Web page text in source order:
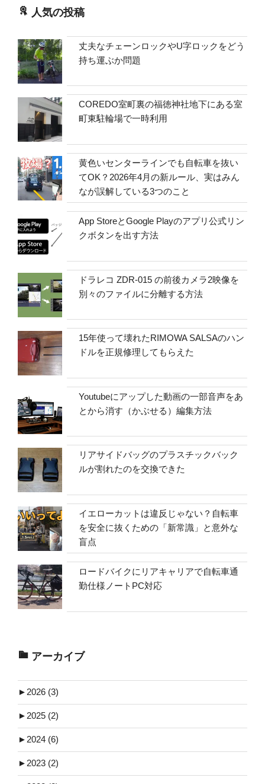
人気の投稿
丈夫なチェーンロックやU字ロックをどう
持ち運ぶか問題
COREDO室町裏の福徳神社地下にある室
町東駐輪場で一時利用
黄色いセンターラインでも自転車を抜い
てOK？2026年4月の新ルール、実はみん
なが誤解している3つのこと
App StoreとGoogle Playのアプリ公式リン
クボタンを出す方法
ドラレコ ZDR-015 の前後カメラ2映像を
別々のファイルに分離する方法
15年使って壊れたRIMOWA SALSAのハン
ドルを正規修理してもらえた
Youtubeにアップした動画の一部音声をあ
とから消す（かぶせる）編集方法
リアサイドバッグのプラスチックバック
ルが割れたのを交換できた
イエローカットは違反じゃない？自転車
を安全に抜くための「新常識」と意外な
盲点
ロードバイクにリアキャリアで自転車通
勤仕様ノートPC対応
アーカイブ
►2026 (3)
►2025 (2)
►2024 (6)
►2023 (2)